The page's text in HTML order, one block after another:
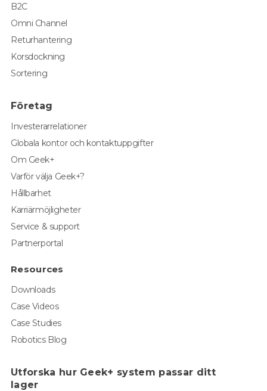
B2C
Omni Channel
Returhantering
Korsdockning
Sortering
Företag
Investerarrelationer
Globala kontor och kontaktuppgifter
Om Geek+
Varför välja Geek+?
Hållbarhet
Karriärmöjligheter
Service & support
Partnerportal
Resources
Downloads
Case Videos
Case Studies
Robotics Blog
Utforska hur Geek+ system passar ditt
lager